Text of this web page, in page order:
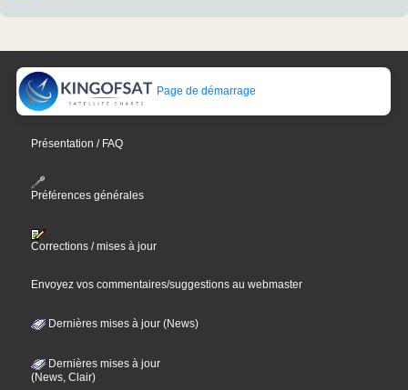
Page de démarrage
Présentation / FAQ
Préférences générales
Corrections / mises à jour
Envoyez vos commentaires/suggestions au webmaster
Dernières mises à jour (News)
Dernières mises à jour
(News, Clair)